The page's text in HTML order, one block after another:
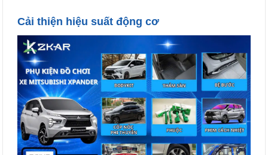
Cải thiện hiệu suất động cơ